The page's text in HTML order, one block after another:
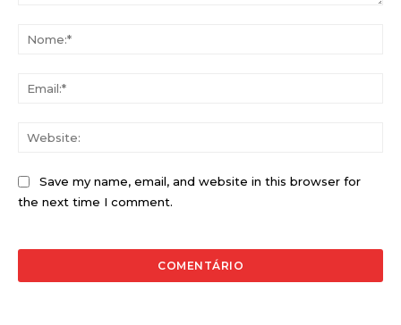
Save my name, email, and website in this browser for
the next time I comment.